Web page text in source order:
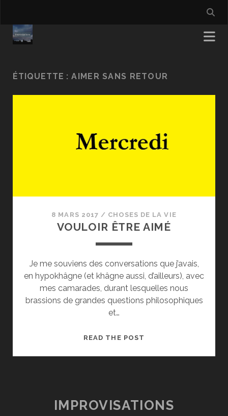
ÉTIQUETTE :AIMER SANS RETOUR
8 MARS 2017 / CHOSES DE LA VIE
VOULOIR ÊTRE AIMÉ
Je me souviens des conversations que j’avais,
en hypokhâgne (et khâgne aussi, d’ailleurs), avec
mes camarades, durant lesquelles nous
brassions de grandes questions philosophiques
et…
READ THE POST
IMPROVISATIONS